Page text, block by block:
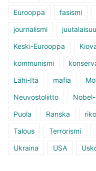
Eurooppa
fasismi
journalismi
Keski-Eurooppa
kommunismi
Lähi-Itä
mafia
Neuvostoliitto
Puola
Ranska
Talous
Terrorismi
Ukraina
USA